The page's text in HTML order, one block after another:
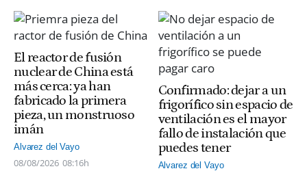
El reactor de fusión
nuclear de China está
más cerca: ya han
fabricado la primera
pieza, un monstruoso
imán
Alvarez del Vayo
08/08/2026 08:16h
Confirmado: dejar a un
frigorífico sin espacio de
ventilación es el mayor
fallo de instalación que
puedes tener
Alvarez del Vayo